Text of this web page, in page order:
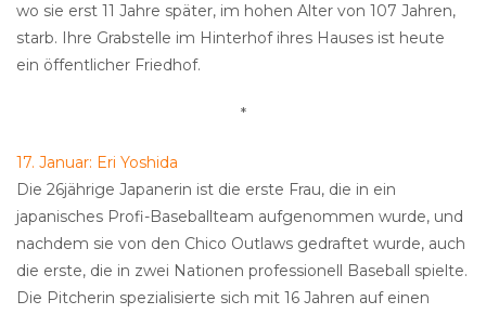
wo sie erst 11 Jahre später, im hohen Alter von 107 Jahren,
starb. Ihre Grabstelle im Hinterhof ihres Hauses ist heute
ein öffentlicher Friedhof.
*
17. Januar: Eri Yoshida
Die 26jährige Japanerin ist die erste Frau, die in ein
japanisches Profi-Baseballteam aufgenommen wurde, und
nachdem sie von den Chico Outlaws gedraftet wurde, auch
die erste, die in zwei Nationen professionell Baseball spielte.
Die Pitcherin spezialisierte sich mit 16 Jahren auf einen